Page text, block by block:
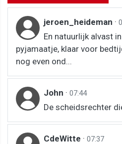
jeroen_heideman ·
En natuurlijk alvast
pyjamaatje, klaar voor
nog even ond...
John · 07:44
De scheidsrechter
CdeWitte · 07:37